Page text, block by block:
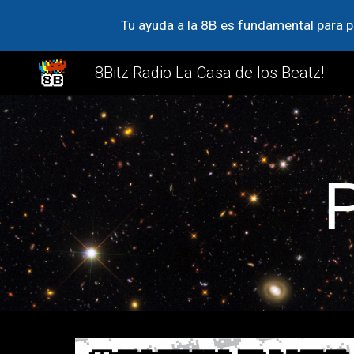
Tu ayuda a la 8B es fundamental
8Bitz Radio La Casa de los Beatz!